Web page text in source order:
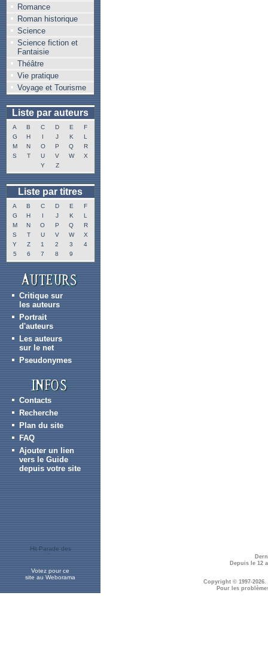
Romance
Roman historique
Science
Science fiction et
Fantaisie
Théâtre
Vie pratique
Voyage et Tourisme
Liste par auteurs
A B C D E
F
G
H I J K
L
M
N O P Q
R
S
T U V W
X
Y
Z
Liste par titres
A B C D E
F
G
H I J K
L
M
N O P Q
R
S
T U V W
X
Y
Z 1 2 3
4
5
6 7 8 9
Critique sur
les auteurs
Portrait
d'auteurs
Les auteurs
sur le net
Pseudonymes
Contacts
Recherche
Plan du site
FAQ
Ajouter un lien
vers le Guide
depuis votre site
Votez pour ce
site au Weborama
Depuis le 12
Copyright © 1997-2026.
Pour les